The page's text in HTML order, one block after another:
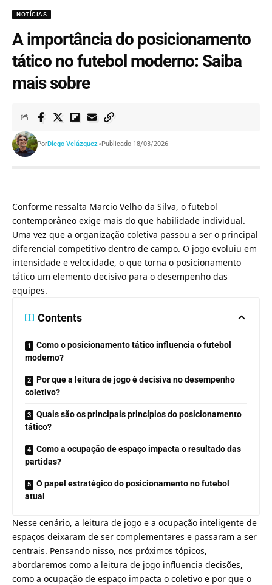
NOTÍCIAS
A importância do posicionamento
tático no futebol moderno: Saiba
mais sobre
PorDiego Velázquez Publicado 18/03/2026
Conforme ressalta Marcio Velho da Silva, o futebol
contemporâneo exige mais do que habilidade individual.
Uma vez que a organização coletiva passou a ser o principal
diferencial competitivo dentro de campo. O jogo evoluiu em
intensidade e velocidade, o que torna o posicionamento
tático um elemento decisivo para o desempenho das
equipes.
Contents
Como o posicionamento tático influencia o futebol
moderno?
Por que a leitura de jogo é decisiva no desempenho
coletivo?
Quais são os principais princípios do posicionamento
tático?
Como a ocupação de espaço impacta o resultado das
partidas?
O papel estratégico do posicionamento no futebol
atual
Nesse cenário, a leitura de jogo e a ocupação inteligente de
espaços deixaram de ser complementares e passaram a ser
centrais. Pensando nisso, nos próximos tópicos,
abordaremos como a leitura de jogo influencia decisões,
como a ocupação de espaço impacta o coletivo e por que o